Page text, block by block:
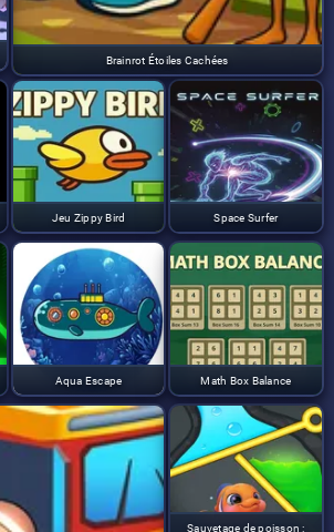
Brainrot Étoiles Cachées
Jeu Zippy Bird Space Surfer
Aqua Escape Math Box Balance
Sauvetage de poisson :